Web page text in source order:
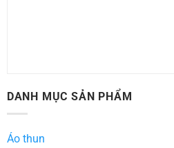
DANH MỤC SẢN PHẨM
Áo thun